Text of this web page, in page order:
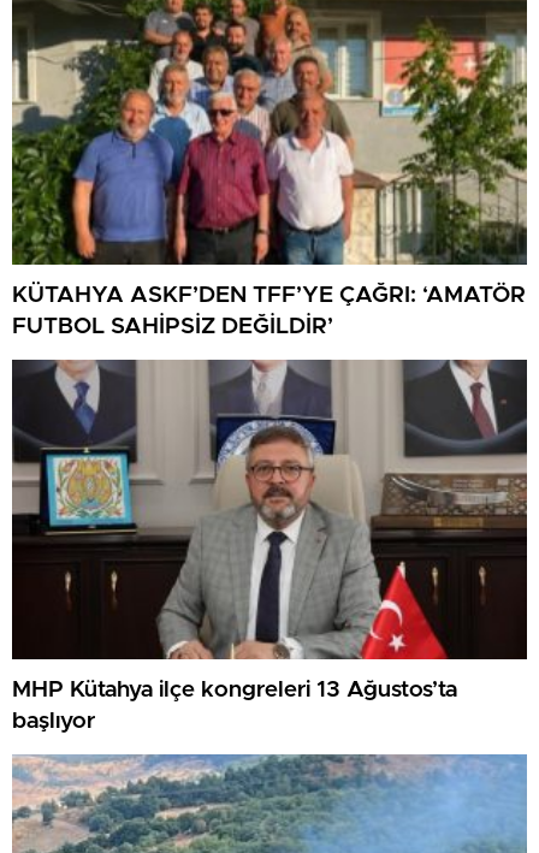
KÜTAHYA ASKF’DEN TFF’YE ÇAĞRI: ‘AMATÖR
FUTBOL SAHİPSİZ DEĞİLDİR’
MHP Kütahya ilçe kongreleri 13 Ağustos’ta
başlıyor